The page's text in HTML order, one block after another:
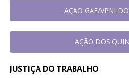
AÇAO GAE/VPNI
AÇÃO DOS
JUSTIÇA DO TRABALHO